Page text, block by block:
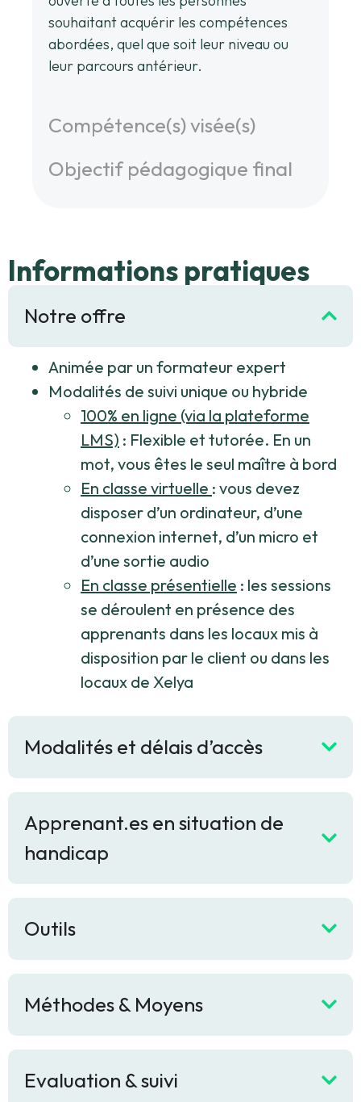
ouverte à toutes les personnes
souhaitant acquérir les compétences
abordées, quel que soit leur niveau ou
Informations pratiques
Animée par un formateur expert
Modalités de suivi unique ou hybride
100% en ligne (via la plateforme
LMS): Flexible et tutorée. En un
mot, vous êtes le seul maître à bord
En classe virtuelle: vous devez
disposer d’un ordinateur, d’une
connexion internet, d’un micro et
d’une sortie audio
En classe présentielle: les sessions
se déroulent en présence des
apprenants dans les locaux mis à
disposition par le client ou dans les
Apprenant.es en situation de